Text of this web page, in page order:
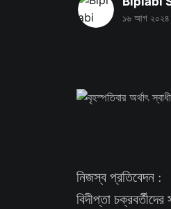
১৬ আগ ২০২৪
নিজস্ব প্রতিবেদন :
বিদীপ্তা